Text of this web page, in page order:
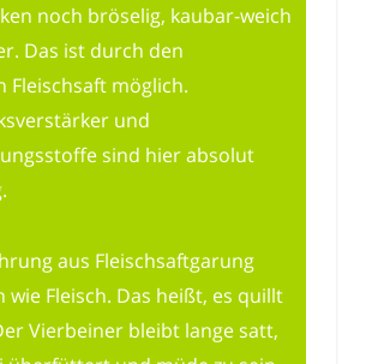
noch bröselig, kaubar-weich
Das ist durch den
Fleischsaft möglich.
und
sind hier absolut
aus Fleischsaftgarung
wie Fleisch. Das heißt, es quillt
Vierbeiner bleibt lange satt,